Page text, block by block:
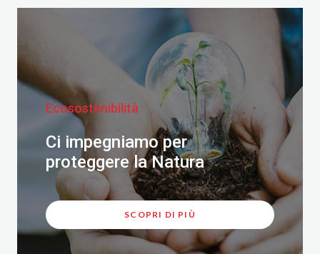
Ecosostenibilità
Ci impegniamo per
proteggere la Natura
SCOPRI DI PIÙ